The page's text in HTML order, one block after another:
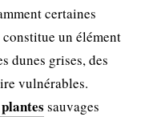
certaines
un élément
dunes grises, des
vulnérables.
sauvages